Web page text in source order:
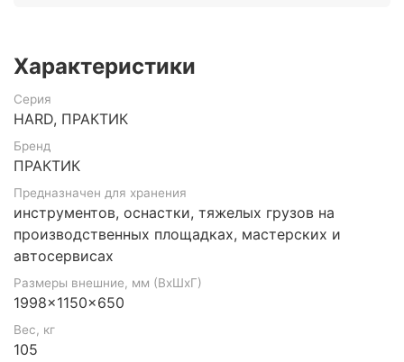
Характеристики
Серия
HARD, ПРАКТИК
Бренд
ПРАКТИК
Предназначен для хранения
инструментов, оснастки, тяжелых грузов на
производственных площадках, мастерских и
автосервисах
Размеры внешние, мм (ВхШхГ)
1998x1150x650
Вес, кг
105